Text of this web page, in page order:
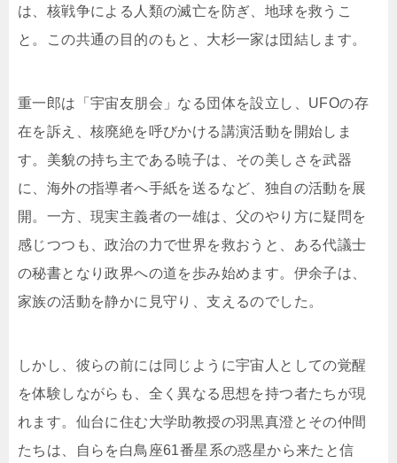
は、核戦争による人類の滅亡を防ぎ、地球を救うこ
と。この共通の目的のもと、大杉一家は団結します。
重一郎は「宇宙友朋会」なる団体を設立し、UFOの存
在を訴え、核廃絶を呼びかける講演活動を開始しま
す。美貌の持ち主である暁子は、その美しさを武器
に、海外の指導者へ手紙を送るなど、独自の活動を展
開。一方、現実主義者の一雄は、父のやり方に疑問を
感じつつも、政治の力で世界を救おうと、ある代議士
の秘書となり政界への道を歩み始めます。伊余子は、
家族の活動を静かに見守り、支えるのでした。
しかし、彼らの前には同じように宇宙人としての覚醒
を体験しながらも、全く異なる思想を持つ者たちが現
れます。仙台に住む大学助教授の羽黒真澄とその仲間
たちは、自らを白鳥座61番星系の惑星から来たと信